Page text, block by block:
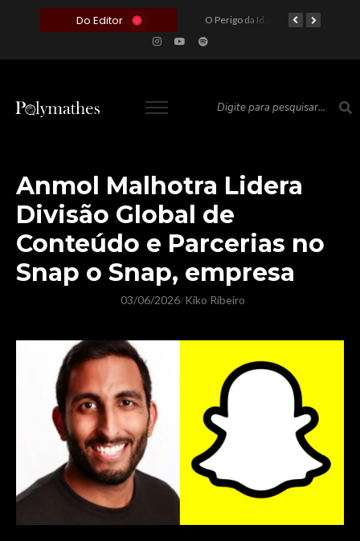
Do Editor
O Voto como Moeda: Clientelismo e o Analfabetismo Funcional Político no Brasil O Perigo da Ideologia Desenfreada na Justiça: Quando a Pauta Política Substitui a Pena Criminal
Anmol Malhotra Lidera
Divisão Global de
Conteúdo e Parcerias no
Snap o Snap, empresa
03/06/2026/ Kiko Ribeiro